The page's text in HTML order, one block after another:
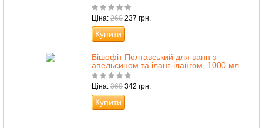
Ціна: 260 237 грн.
Купити
Бішофіт Полтавський для ванн з
апельсином та іланг-ілангом, 1000 мл
Ціна: 369 342 грн.
Купити